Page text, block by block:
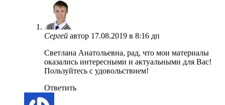
Сергей автор 17.08.2019 в 8:16 дп
Светлана Анатольевна, рад, что мои материалы
оказались интересными и актуальными для Вас!
Пользуйтесь с удовольствием!
Ответить